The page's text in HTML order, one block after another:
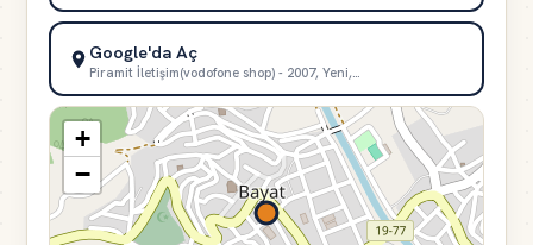
Google'da Aç
Piramit İletişim(vodofone shop) - 2007, Yeni,…
+
−